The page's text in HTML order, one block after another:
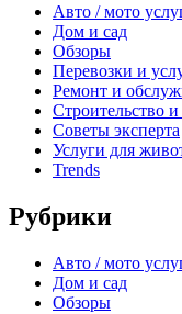
Авто / мото
Дом и сад
Обзоры
Перевозки и
Ремонт и
Строительство
Советы эксперта
Услуги для
Trends
Рубрики
Авто / мото
Дом и сад
Обзоры